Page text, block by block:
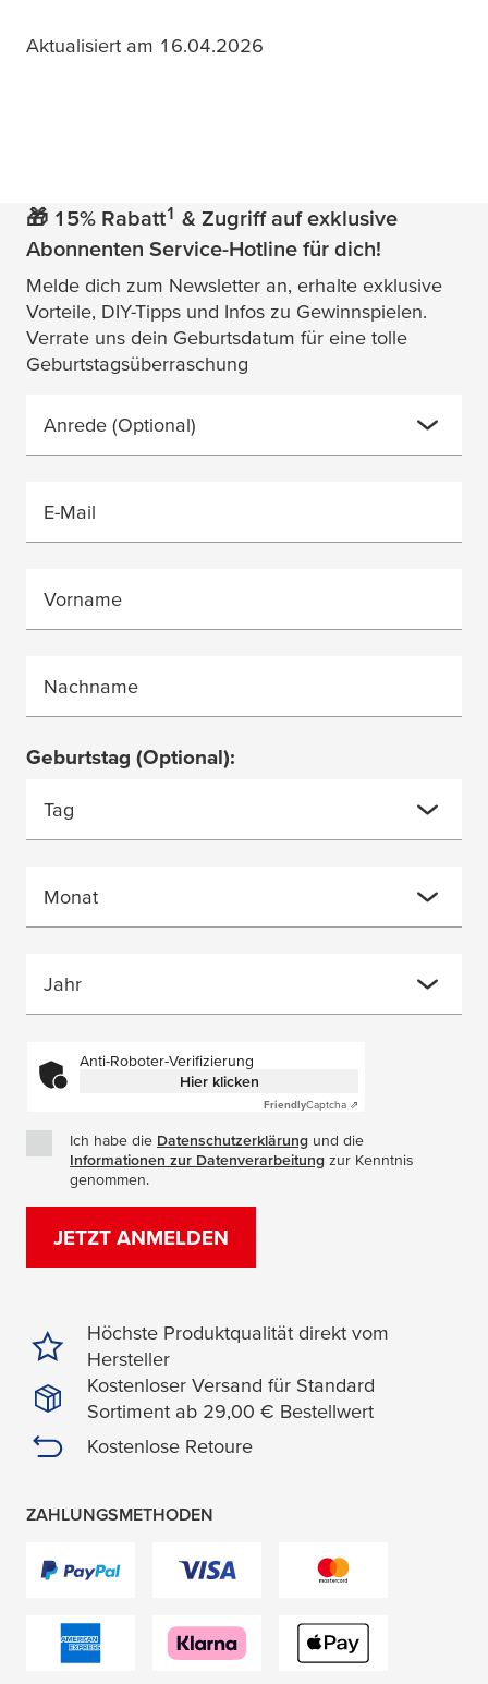
Aktualisiert am 16.04.2026
🎁 15% Rabatt1 & Zugriff auf exklusive
Abonnenten Service-Hotline für dich!
Melde dich zum Newsletter an, erhalte exklusive
Vorteile, DIY-Tipps und Infos zu Gewinnspielen.
Verrate uns dein Geburtsdatum für eine tolle
Geburtstagsüberraschung
Anrede (Optional)
E-Mail
Vorname
Nachname
Geburtstag (Optional):
Tag
Monat
Jahr
Anti-Roboter-Verifizierung
Hier klicken
FriendlyCaptcha ⇗
Ich habe die Datenschutzerklärung (Öffnet in einem neuen
und die
Informationen zur Datenverarbeitung (Öffnet in einem
zur Kenntnis
genommen.
JETZT ANMELDEN
Höchste Produktqualität direkt vom
Hersteller
Kostenloser Versand für Standard
Sortiment ab 29,00 € Bestellwert
Kostenlose Retoure
ZAHLUNGSMETHODEN